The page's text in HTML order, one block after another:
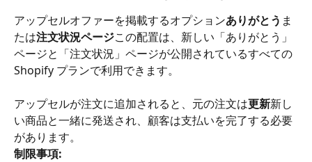
アップセルオファーを掲載するオプションありがとう ま
たは注文状況ページこの配置は、新しい「ありがとう」
ページと「注文状況」ページが公開されているすべての
Shopify プランで利用できます。
アップセルが注文に追加されると、元の注文は更新新し
い商品と一緒に発送され、顧客は支払いを完了する必要
があります。
制限事項: